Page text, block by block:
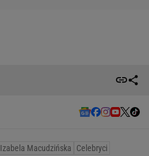
Izabela Macudzińska
Celebryci